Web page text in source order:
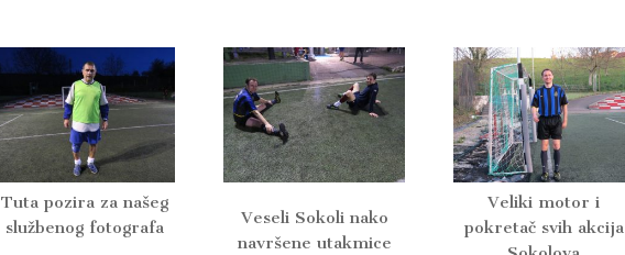
Tuta pozira za našeg
službenog fotografa
Veseli Sokoli nako
navršene utakmice
Veliki motor i
pokretač svih akcija